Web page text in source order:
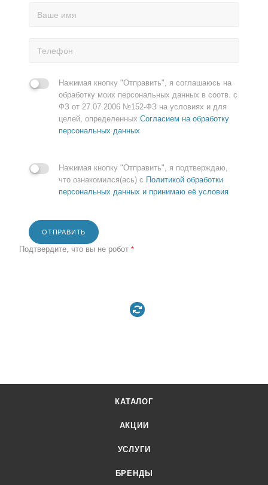
Нажимая кнопку "Отправить", я соглашаюсь на
обработку моих персональных данных в соотв. с
ФЗ от 27.07.2006 №152-ФЗ на условиях и для
целей, определенных Согласием на обработку
персональных данных
Нажимая кнопку "Отправить", я подтверждаю,
что ознакомился(ась) с Политикой обработки
персональных данных и принимаю её условия
ОТПРАВИТЬ
Подтвердите, что вы не робот *
КАТАЛОГ
АКЦИИ
УСЛУГИ
БРЕНДЫ